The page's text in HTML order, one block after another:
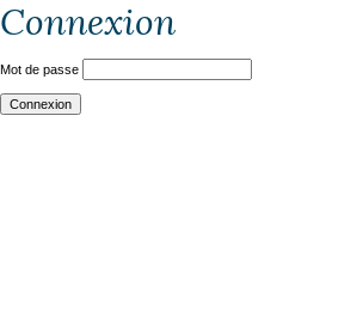
Connexion
Mot de passe